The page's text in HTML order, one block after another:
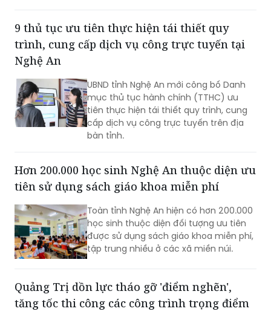
9 thủ tục ưu tiên thực hiện tái thiết quy
trình, cung cấp dịch vụ công trực tuyến tại
Nghệ An
UBND tỉnh Nghệ An mới công bố Danh
mục thủ tục hành chính (TTHC) ưu
tiên thực hiện tái thiết quy trình, cung
cấp dịch vụ công trực tuyến trên địa
bàn tỉnh.
Hơn 200.000 học sinh Nghệ An thuộc diện ưu
tiên sử dụng sách giáo khoa miễn phí
Toàn tỉnh Nghệ An hiện có hơn 200.000
học sinh thuộc diện đối tượng ưu tiên
được sử dụng sách giáo khoa miễn phí,
tập trung nhiều ở các xã miền núi.
Quảng Trị dồn lực tháo gỡ 'điểm nghẽn',
tăng tốc thi công các công trình trọng điểm